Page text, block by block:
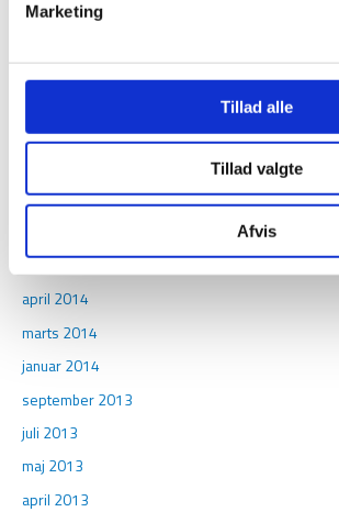
Marketing
Tillad alle
Tillad valgte
Afvis
juni 2015
februar 2015
november 2014
april 2014
marts 2014
januar 2014
september 2013
juli 2013
maj 2013
april 2013